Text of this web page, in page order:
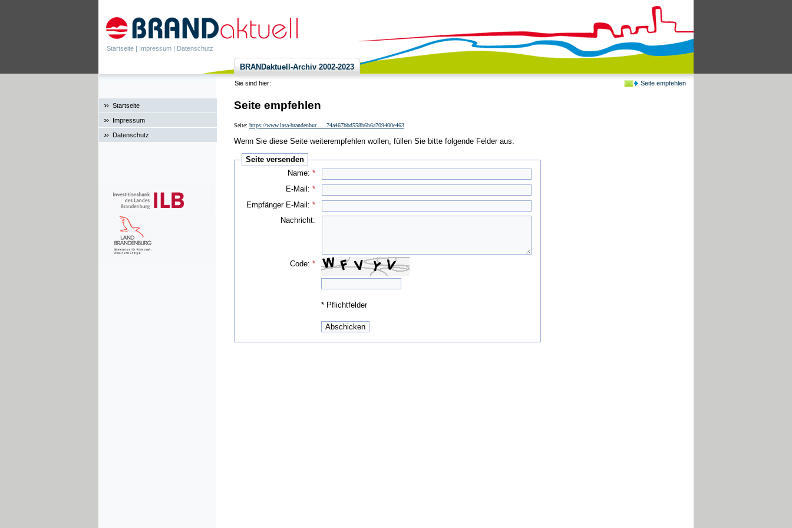
Startseite | Impressum | Datenschutz
Seite empfehlen
BRANDaktuell-Archiv 2002-2023
Sie sind hier:
Startseite
Impressum
Datenschutz
Seite empfehlen
Seite: https://www.lasa-brandenbur......74a467bbd558b6b6a709400e463
Wenn Sie diese Seite weiterempfehlen wollen, füllen Sie bitte folgende Felder aus:
Seite versenden
Name:*
E-Mail:*
Empfänger E-Mail:*
Nachricht:
Code:*
* Pflichtfelder